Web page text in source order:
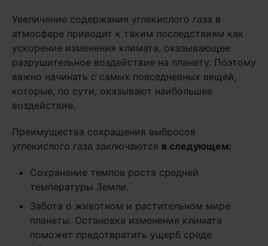
Увеличение содержания углекислого газа в
атмосфере приводит к таким последствиям как
ускорение изменения климата, оказывающее
разрушительное воздействие на планету. Поэтому
важно начинать с самых повседневных вещей,
которые, по сути, оказывают наибольшее
воздействие.
Преимущества сокращения выбросов
углекислого газа заключаются в следующем:
Сохранение темпов роста средней
температуры Земли.
Забота о животном и растительном мире
планеты. Остановка изменения климата
поможет предотвратить ущерб среде